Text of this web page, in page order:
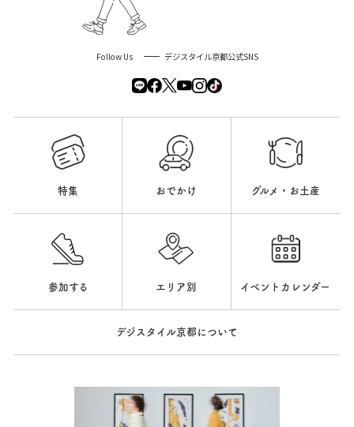
Follow Us デジスタイル京都公式SNS
特集 おでかけ グルメ・お土産
参加する エリア別 イベントカレンダー
デジスタイル京都について